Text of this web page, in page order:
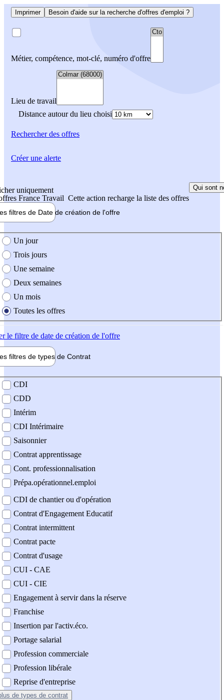
Imprimer Besoin d'aide sur la recherche d'offres d'emploi ?
Métier, compétence, mot-clé, numéro d'offre
Lieu de travail
Distance autour du lieu choisi
Rechercherdes offres
uniquement
France Travail Cette action recharge la liste des offres
Qui sont
filtres de Date de création de l'offre
création de l'offre
Un jour
Trois jours
Une semaine
Deux semaines
Un mois
Toutes les offres
le filtre de date de création de l'offre
filtres de types de Contrat
contrat
CDI
CDD
Intérim
CDI Intérimaire
Saisonnier
Contrat apprentissage
Cont. professionnalisation
Prépa.opérationnel.emploi
CDI de chantier ou d'opération
Contrat d'Engagement Educatif
Contrat intermittent
Contrat pacte
Contrat d'usage
CUI - CAE
CUI - CIE
Engagement à servir dans la réserve
Franchise
Insertion par l'activ.éco.
Portage salarial
Profession commerciale
Profession libérale
Reprise d'entreprise
de types de contrat
Créer une alerte